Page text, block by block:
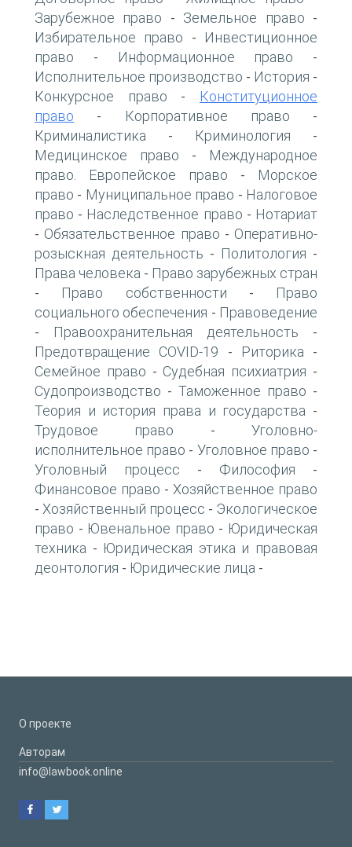
Зарубежное право - Земельное право -
Избирательное право -
Инвестиционное
право - Информационное право -
Исполнительное производство - История -
Конкурсное право -
Конституционное
право - Корпоративное право -
Криминалистика - Криминология -
Медицинское право -
Международное
право. Европейское право -
Морское
право - Муниципальное право - Налоговое
право - Наследственное право - Нотариат
- Обязательственное право - Оперативно-
розыскная деятельность - Политология -
Права человека - Право зарубежных стран
- Право собственности -
Право
социального обеспечения - Правоведение
- Правоохранительная деятельность -
Предотвращение COVID-19 - Риторика -
Семейное право - Судебная психиатрия -
Судопроизводство - Таможенное право -
Теория и история права и государства -
Трудовое право -Уголовно-
исполнительное право - Уголовное право -
Уголовный процесс - Философия -
Финансовое право - Хозяйственное право
- Хозяйственный процесс - Экологическое
право - Ювенальное право - Юридическая
техника - Юридическая этика и правовая
деонтология - Юридические лица -
О проекте
Авторам
info@lawbook.online